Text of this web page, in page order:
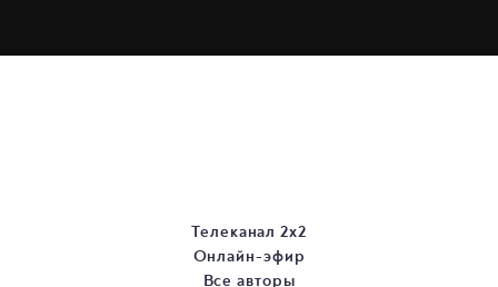
Телеканал 2х2
Онлайн-эфир
Все авторы